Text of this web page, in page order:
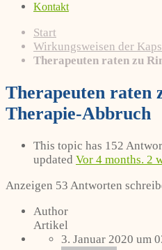
Kontakt
Start
Wirkungsweisen der
Therapeuten raten zu
Therapeuten raten
Therapie-Abbruch
This topic has 152
updated Vor 4 months. 2
Anzeigen 53 Antworten
Author
Artikel
3. Januar 2020 um